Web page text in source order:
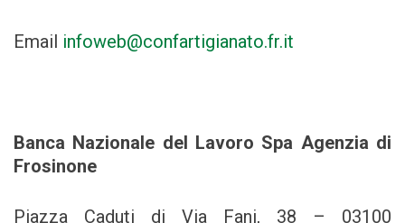
Email infoweb@confartigianato.fr.it
Banca Nazionale del Lavoro Spa Agenzia di
Frosinone
Piazza Caduti di Via Fani, 38 – 03100